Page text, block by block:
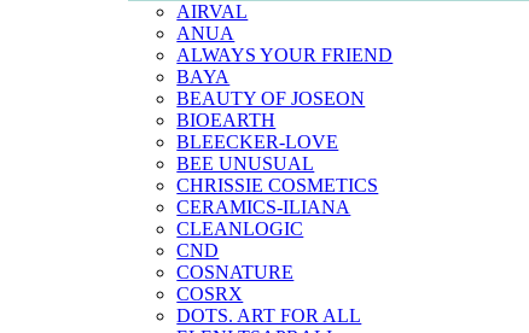
AIRVAL
ANUA
ALWAYS YOUR FRIEND
BAYA
BEAUTY OF JOSEON
BIOEARTH
BLEECKER-LOVE
BEE UNUSUAL
CHRISSIE COSMETICS
CERAMICS-ILIANA
CLEANLOGIC
CND
COSNATURE
COSRX
DOTS. ART FOR ALL